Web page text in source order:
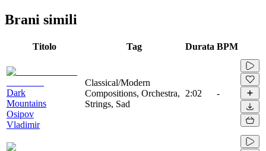
Brani simili
Titolo Tag Durata BPM
Dark
Mountains
Osipov
Vladimir
Classical/Modern
Compositions, Orchestra,
Strings, Sad
2:02 -